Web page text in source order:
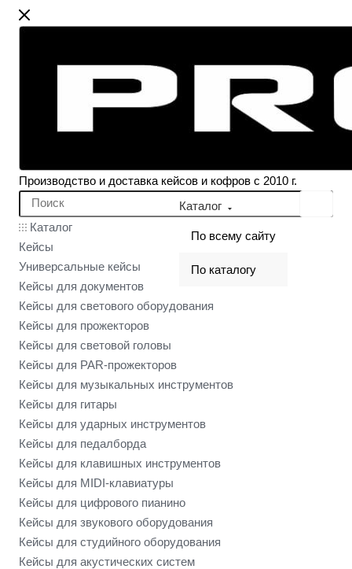
Производство и доставка кейсов и кофров с 2010 г.
Каталог
По всему сайту
По каталогу
Каталог
Кейсы
Универсальные кейсы
Кейсы для документов
Кейсы для светового оборудования
Кейсы для прожекторов
Кейсы для световой головы
Кейсы для PAR-прожекторов
Кейсы для музыкальных инструментов
Кейсы для гитары
Кейсы для ударных инструментов
Кейсы для педалборда
Кейсы для клавишных инструментов
Кейсы для MIDI-клавиатуры
Кейсы для цифрового пианино
Кейсы для звукового оборудования
Кейсы для студийного оборудования
Кейсы для акустических систем